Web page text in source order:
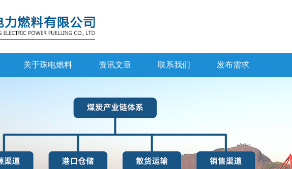
关于珠电燃料 资讯文章 联系我们 发布需求